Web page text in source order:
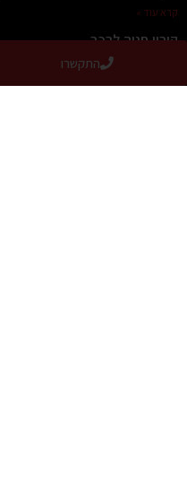
קרא עוד »
קירוי חניה לרכב
התקשרו